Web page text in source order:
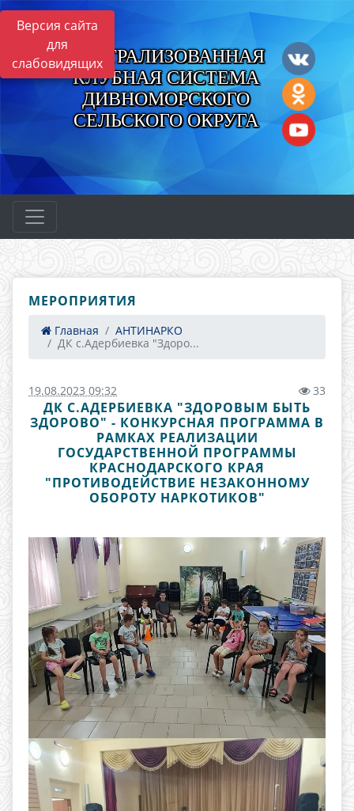
Версия сайта
для
слабовидящихЦЕНТРАЛИЗОВАННАЯ
КЛУБНАЯ СИСТЕМА
ДИВНОМОРСКОГО
СЕЛЬСКОГО ОКРУГА
МЕРОПРИЯТИЯ
Главная
АНТИНАРКО
ДК с.Адербиевка "Здоро...
19.08.2023 09:32 33
ДК С.АДЕРБИЕВКА "ЗДОРОВЫМ БЫТЬ
ЗДОРОВО" - КОНКУРСНАЯ ПРОГРАММА В
РАМКАХ РЕАЛИЗАЦИИ
ГОСУДАРСТВЕННОЙ ПРОГРАММЫ
КРАСНОДАРСКОГО КРАЯ
"ПРОТИВОДЕЙСТВИЕ НЕЗАКОННОМУ
ОБОРОТУ НАРКОТИКОВ"